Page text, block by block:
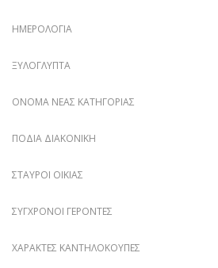
ΗΜΕΡΟΛΌΓΙΑ
ΞΥΛΌΓΛΥΠΤΑ
ΌΝΟΜΑ ΝΈΑΣ ΚΑΤΗΓΟΡΊΑΣ
ΠΟΔΙΆ ΔΙΑΚΟΝΙΚΉ
ΣΤΑΥΡΟΊ ΟΙΚΊΑΣ
ΣΎΓΧΡΟΝΟΙ ΓΈΡΟΝΤΕΣ
ΧΑΡΑΚΤΈΣ ΚΑΝΤΗΛΌΚΟΥΠΕΣ